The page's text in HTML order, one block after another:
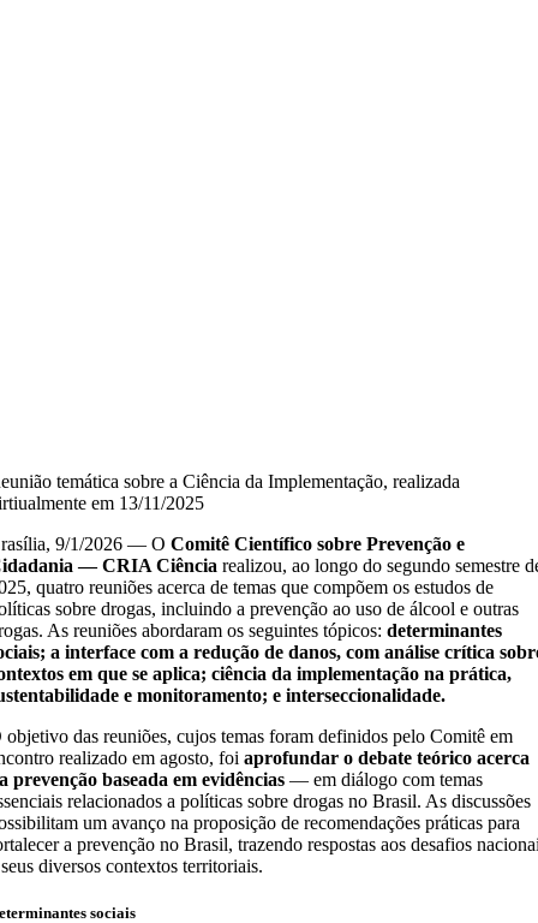
temática sobre a Ciência da Implementação, realizada
em 13/11/2025
9/1/2026 — OComitê Científico sobre Prevenção e
— CRIA Ciência realizou, ao longo do segundo semestre
quatro reuniões acerca de temas que compõem os estudos de
sobre drogas, incluindo a prevenção ao uso de álcool e outras
As reuniões abordaram os seguintes tópicos:determinantes
a interface com a redução de danos, com análise crítica
em que se aplica; ciência da implementação na prática,
e monitoramento; e interseccionalidade.
objetivo das reuniões, cujos temas foram definidos pelo Comitê em
realizado em agosto, foiaprofundar o debate teórico acerca
prevenção baseada em evidências— em diálogo com temas
relacionados a políticas sobre drogas no Brasil. As discussões
um avanço na proposição de recomendações práticas para
a prevenção no Brasil, trazendo respostas aos desafios
diversos contextos territoriais.
sociais